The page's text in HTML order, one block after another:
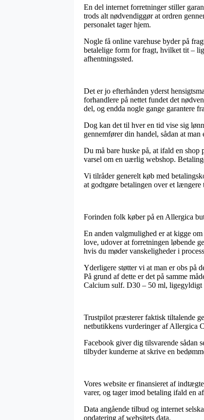
En del internet forretninger stiller
trods alt nødvendiggør at ordren
personalet tager hjem.
Nogle få online varehuse byder på
betalelige form for fragt, hvilket tit –
afhentningssted.
Det er jo efterhånden yderst
forhandlere på nettet fundet det
del, og endda nogle gange garantere
Dog kan det til hver en tid vise sig
gennemfører din handel, sådan at
Du må bare huske på, at ifald en shop
varsel om en uærlig webshop.
Vi tilråder generelt køb med
at godtgøre betalingen over et længere
Forinden folk køber på en Allergica
En anden valgmulighed er at kigge
love, udover at forretningen løbende
hvis du møder vanskeligheder i
Yderligere støtter vi at man er obs på
På grund af dette er det på samme
Calcium sulf. D30 – 50 ml, ligegyldigt
Trustpilot præsterer faktisk tiltalende
netbutikkens vurderinger af Allergica
Facebook giver dig tilsvarende sådan
tilbyder kunderne at skrive en
Vores website er finansieret af
varer, og tager imod betaling ifald en
Data angående tilbud og internet
opdatering af websitets data.